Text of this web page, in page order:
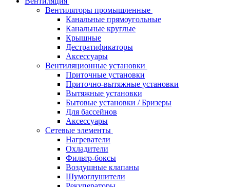
Вентиляторы промышленные
Канальные прямоугольные
Канальные круглые
Крышные
Дестратификаторы
Аксессуары
Вентиляционные установки
Приточные установки
Приточно-вытяжные установки
Вытяжные установки
Бытовые установки / Бризеры
Для бассейнов
Аксессуары
Сетевые элементы
Нагреватели
Охладители
Фильтр-боксы
Воздушные клапаны
Шумоглушители